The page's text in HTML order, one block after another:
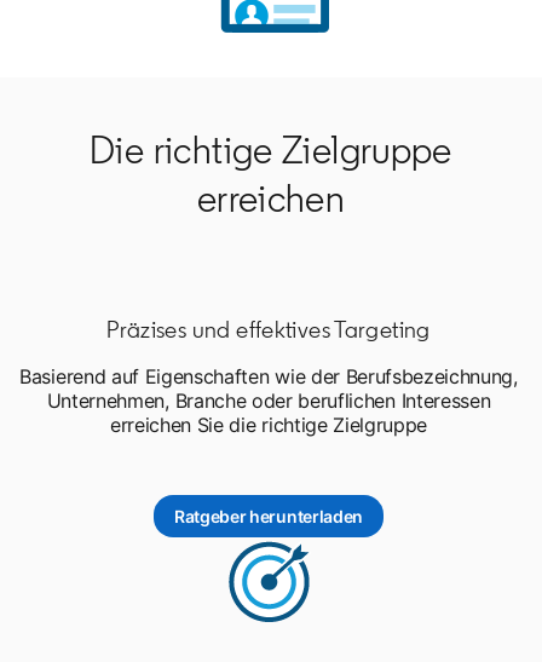
Die richtige Zielgruppe
erreichen
Präzises und effektives Targeting
Basierend auf Eigenschaften wie der Berufsbezeichnung,
Unternehmen, Branche oder beruflichen Interessen
erreichen Sie die richtige Zielgruppe
Ratgeber herunterladen